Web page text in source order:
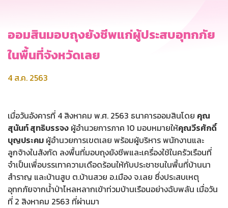
ออมสินมอบถุงยังชีพแก่ผู้ประสบอุทกภัย
ในพื้นที่จังหวัดเลย
4 ส.ค. 2563
เมื่อวันอังคารที่ 4 สิงหาคม พ.ศ. 2563 ธนาคารออมสินโดย คุณ
สุนันท์ สุทธิบรรจง ผู้อำนวยการภาค 10 มอบหมายให้คุณวีรศักดิ์
บุญประคม ผู้อำนวยการเขตเลย พร้อมผู้บริหาร พนักงานและ
ลูกจ้างในสังกัด ลงพื้นที่มอบถุงยังชีพและเครื่องใช้ในครัวเรือนที่
จำเป็นเพื่อบรรเทาความเดือดร้อนให้กับประชาชนในพื้นที่บ้านนา
สำราญ และบ้านสูบ ต.บ้านสวย อ.เมือง จ.เลย ซึ่งประสบเหตุ
อุทกภัยจากน้ำป่าไหลหลากเข้าท่วมบ้านเรือนอย่างฉับพลัน เมื่อวัน
ที่ 2 สิงหาคม 2563 ที่ผ่านมา